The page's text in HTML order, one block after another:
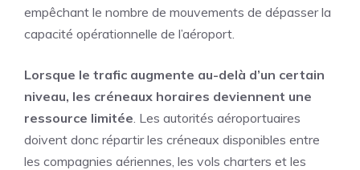
empêchant le nombre de mouvements de dépasser la
capacité opérationnelle de l’aéroport.
Lorsque le trafic augmente au-delà d’un certain
niveau, les créneaux horaires deviennent une
ressource limitée . Les autorités aéroportuaires
doivent donc répartir les créneaux disponibles entre
les compagnies aériennes, les vols charters et les